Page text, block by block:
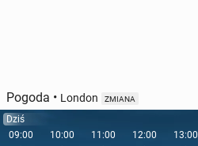
Pogoda • London ZMIANA
Dziś
09:00
10:00 11:00 12:00 13:00